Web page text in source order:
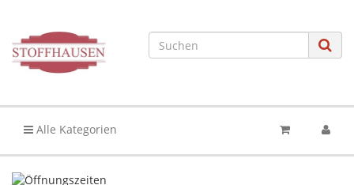
Alle Kategorien